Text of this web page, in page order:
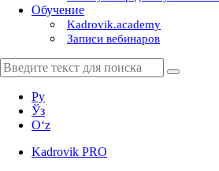
Обучение
Kadrovik.academy
Записи вебинаров
Ру
Ўз
Oʻz
Kadrovik PRO